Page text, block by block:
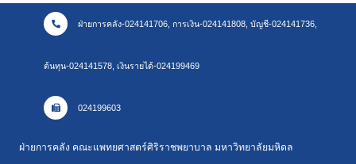
ฝ่ายการคลัง-024141706, การเงิน-024141808, บัญชี-024141736,
ต้นทุน-024141578, เงินรายได้-024199469
024199603
ฝ่ายการคลัง คณะแพทยศาสตร์ศิริราชพยาบาล มหาวิทยาลัยมหิดล